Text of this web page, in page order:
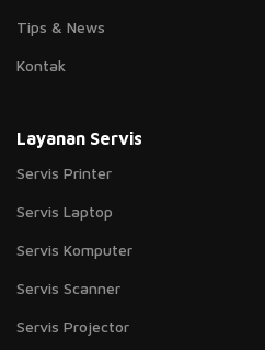
Tips & News
Kontak
Layanan Servis
Servis Printer
Servis Laptop
Servis Komputer
Servis Scanner
Servis Projector